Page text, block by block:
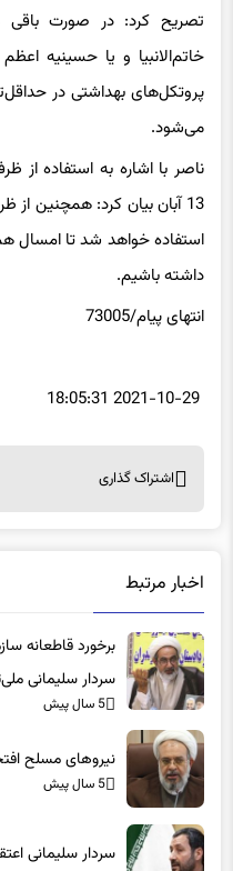
تصریح کرد: در صورت باقی
خاتم‌الانبیا و یا حسینیه
پروتکل‌های بهداشتی در
می‌شود.
ناصر با اشاره به استفاده از
13 آبان بیان کرد: همچنین
استفاده خواهد شد تا امسال
داشته باشیم.
انتهایپیام/73005
2021-10-29 18:05:31
اشتراک گذاری
اخبار مرتبط
برخورد قاطعانه
سردار سلیمانی
5 سال پیش
نیروهای مسلح
5 سال پیش
سردار سلیمانی